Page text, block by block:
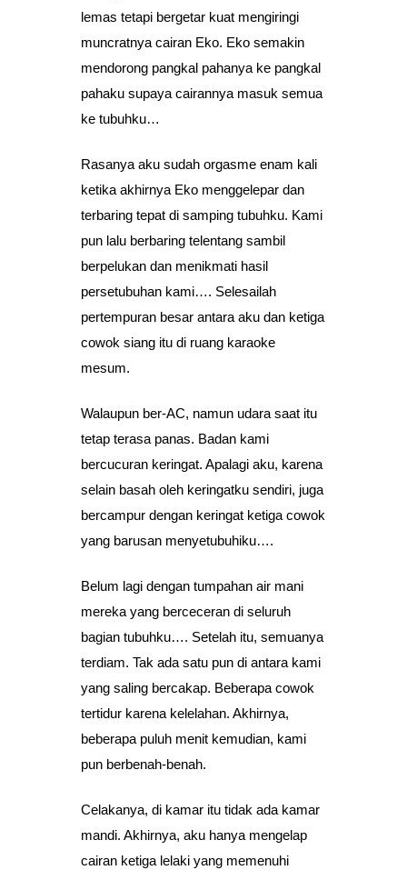
lemas tetapi bergetar kuat mengiringi
muncratnya cairan Eko. Eko semakin
mendorong pangkal pahanya ke pangkal
pahaku supaya cairannya masuk semua
ke tubuhku…
Rasanya aku sudah orgasme enam kali
ketika akhirnya Eko menggelepar dan
terbaring tepat di samping tubuhku. Kami
pun lalu berbaring telentang sambil
berpelukan dan menikmati hasil
persetubuhan kami…. Selesailah
pertempuran besar antara aku dan ketiga
cowok siang itu di ruang karaoke
mesum.
Walaupun ber-AC, namun udara saat itu
tetap terasa panas. Badan kami
bercucuran keringat. Apalagi aku, karena
selain basah oleh keringatku sendiri, juga
bercampur dengan keringat ketiga cowok
yang barusan menyetubuhiku….
Belum lagi dengan tumpahan air mani
mereka yang berceceran di seluruh
bagian tubuhku…. Setelah itu, semuanya
terdiam. Tak ada satu pun di antara kami
yang saling bercakap. Beberapa cowok
tertidur karena kelelahan. Akhirnya,
beberapa puluh menit kemudian, kami
pun berbenah-benah.
Celakanya, di kamar itu tidak ada kamar
mandi. Akhirnya, aku hanya mengelap
cairan ketiga lelaki yang memenuhi